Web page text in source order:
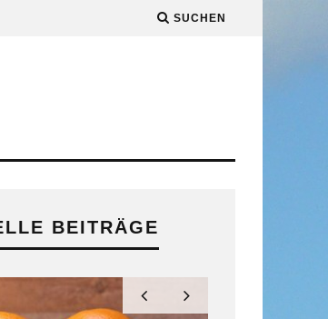
SUCHEN
BEITRÄGE